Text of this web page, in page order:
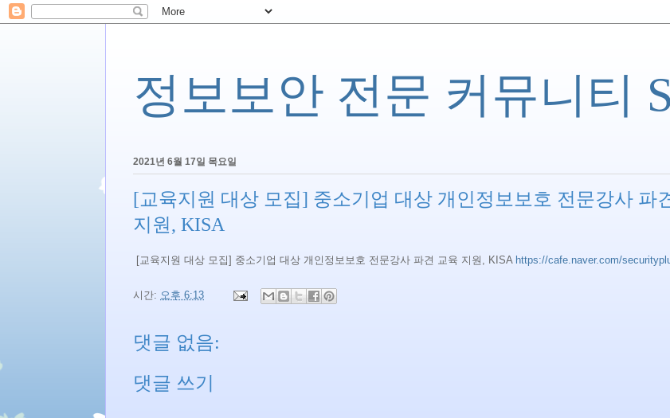
정보보안 전문 커뮤니티
2021년 6월 17일 목요일
[교육지원 대상 모집] 중소기업 대상 개인정보보호 전문강사 파
지원, KISA
[교육지원 대상 모집] 중소기업 대상 개인정보보호 전문강사 파견 교육 지원, KISA https://cafe.naver.com/
시간: 오후 6:13
댓글 없음:
댓글 쓰기